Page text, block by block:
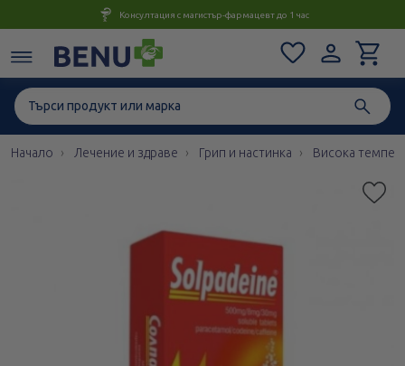
Консултация с магистър-фармацевт до 1 час
Начало Лечение и здраве Грип и настинка Висока